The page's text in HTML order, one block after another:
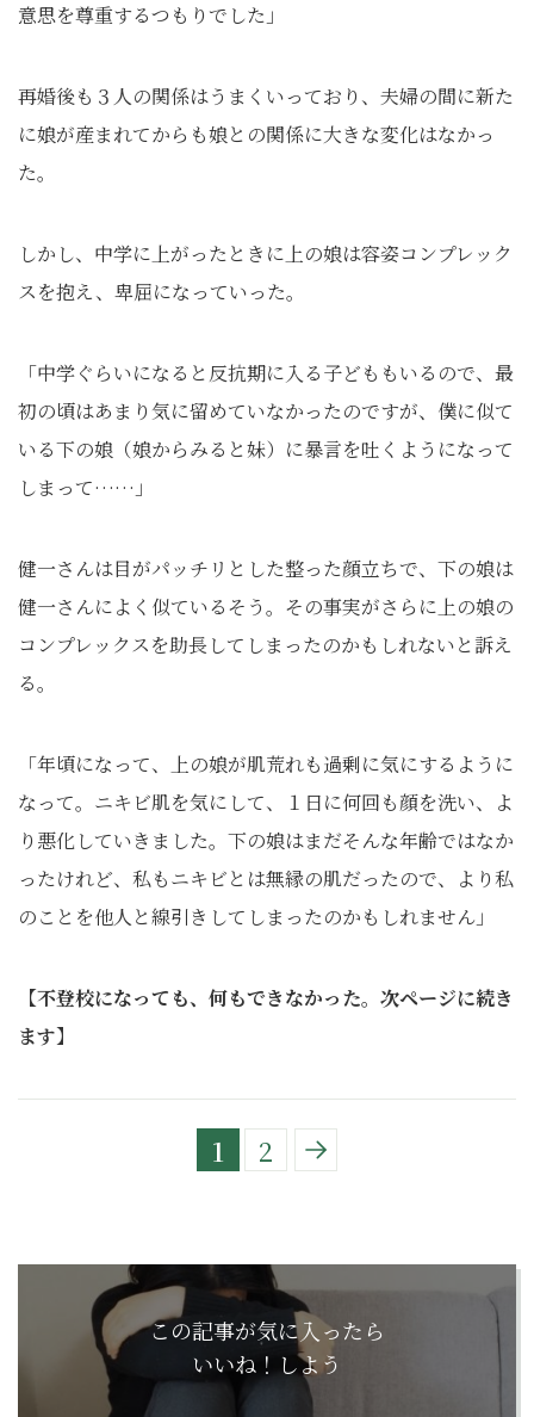
意思を尊重するつもりでした」
再婚後も３人の関係はうまくいっており、夫婦の間に新た
に娘が産まれてからも娘との関係に大きな変化はなかっ
た。
しかし、中学に上がったときに上の娘は容姿コンプレック
スを抱え、卑屈になっていった。
「中学ぐらいになると反抗期に入る子どももいるので、最
初の頃はあまり気に留めていなかったのですが、僕に似て
いる下の娘（娘からみると妹）に暴言を吐くようになって
しまって……」
健一さんは目がパッチリとした整った顔立ちで、下の娘は
健一さんによく似ているそう。その事実がさらに上の娘の
コンプレックスを助長してしまったのかもしれないと訴え
る。
「年頃になって、上の娘が肌荒れも過剰に気にするように
なって。ニキビ肌を気にして、１日に何回も顔を洗い、よ
り悪化していきました。下の娘はまだそんな年齢ではなか
ったけれど、私もニキビとは無縁の肌だったので、より私
のことを他人と線引きしてしまったのかもしれません」
【不登校になっても、何もできなかった。次ページに続き
ます】
1 2
この記事が気に入ったら
いいね！しよう